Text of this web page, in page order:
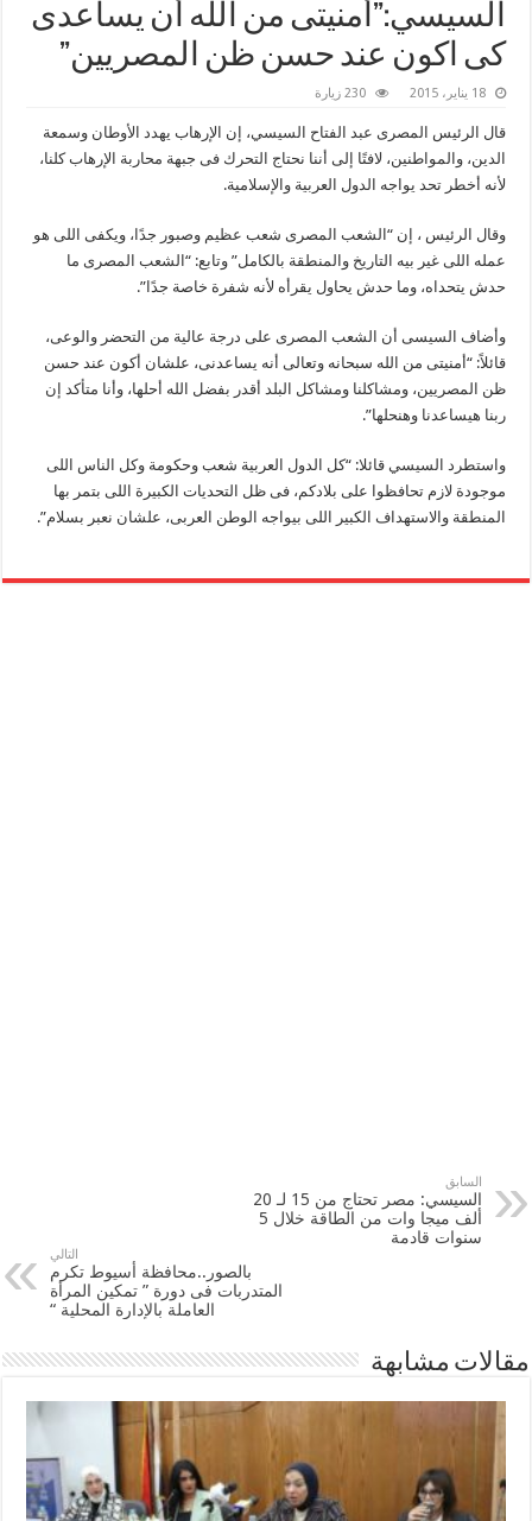
السيسي:”أمنيتى من الله أن يساعدى
كى اكون عند حسن ظن المصريين”
18 يناير، 2015 230 زيارة
قال الرئيس المصرى عبد الفتاح السيسي، إن الإرهاب يهدد الأوطان وسمعة
الدين، والمواطنين، لافتًا إلى أننا نحتاج التحرك فى جبهة محاربة الإرهاب كلنا،
لأنه أخطر تحد يواجه الدول العربية والإسلامية.
وقال الرئيس ، إن “الشعب المصرى شعب عظيم وصبور جدًا، ويكفى اللى هو
عمله اللى غير بيه التاريخ والمنطقة بالكامل” وتابع: “الشعب المصرى ما
حدش يتحداه، وما حدش يحاول يقرأه لأنه شفرة خاصة جدًا”.
وأضاف السيسى أن الشعب المصرى على درجة عالية من التحضر والوعى،
قائلاً: “أمنيتى من الله سبحانه وتعالى أنه يساعدنى، علشان أكون عند حسن
ظن المصريين، ومشاكلنا ومشاكل البلد أقدر بفضل الله أحلها، وأنا متأكد إن
ربنا هيساعدنا وهنحلها”.
واستطرد السيسي قائلا: “كل الدول العربية شعب وحكومة وكل الناس اللى
موجودة لازم تحافظوا على بلادكم، فى ظل التحديات الكبيرة اللى بتمر بها
المنطقة والاستهداف الكبير اللى بيواجه الوطن العربى، علشان نعبر بسلام”.
السابق
السيسي: مصر تحتاج من 15 لـ 20
ألف ميجا وات من الطاقة خلال 5
سنوات قادمة
التالي
بالصور..محافظة أسيوط تكرم
المتدربات فى دورة ” تمكين المرأة
العاملة بالإدارة المحلية “
مقالات مشابهة